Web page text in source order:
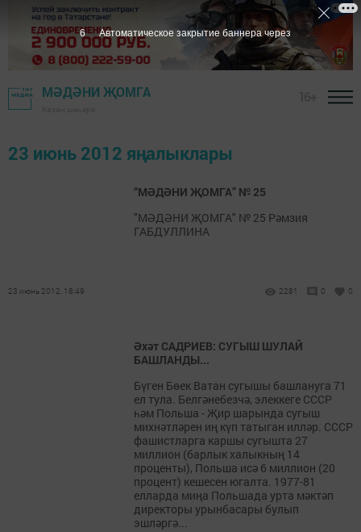
МӘДӘНИ ҖОМГА
23 июнь 2012 яңалыклары
“МӘДӘНИ ҖОМГА” № 25
"МӘДӘНИ ҖОМГА" № 25 Рәмзия
ГАБДУЛЛИНА
23 июнь 2012, 18:49 2281 0 0
Әхәт САДРИЕВ: СУГЫШ ШУЛАЙ
БАШЛАНДЫ...
Бүген Бөек Ватан сугышы башлануга 71
ел тула. Белгәнебезчә, элеккеге СССР
һәм Польша - Җир шарында сугыш
михнәтләрен иң күп татыган илләр. СССР
фашистларга каршы сугышта 27
миллион (барлык халыкның 14
проценты), Польша исә 6 миллион (20
процент) кешесен югалта. 1977-81
елларда миңа Польшада урта мәктәп
директоры урынбасары булып
эшләргә...
5 Автоматическое закрытие баннера через